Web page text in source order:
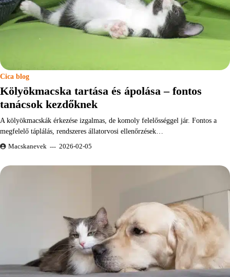
Cica blog
Kölyökmacska tartása és ápolása – fontos
tanácsok kezdőknek
A kölyökmacskák érkezése izgalmas, de komoly felelősséggel jár. Fontos a
megfelelő táplálás, rendszeres állatorvosi ellenőrzések…
Macskanevek 2026-02-05